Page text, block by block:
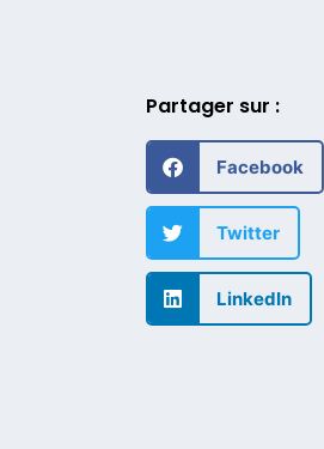
Partager sur :
Facebook
Twitter
LinkedIn